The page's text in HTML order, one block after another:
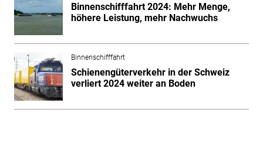
Binnenschifffahrt 2024: Mehr Menge,
höhere Leistung, mehr Nachwuchs
Binnenschifffahrt
Schienengüterverkehr in der Schweiz
verliert 2024 weiter an Boden